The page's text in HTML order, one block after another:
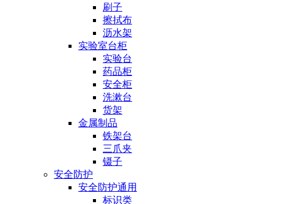
刷子
擦拭布
沥水架
实验室台柜
实验台
药品柜
安全柜
洗漱台
货架
金属制品
铁架台
三爪夹
镊子
安全防护
安全防护通用
标识类